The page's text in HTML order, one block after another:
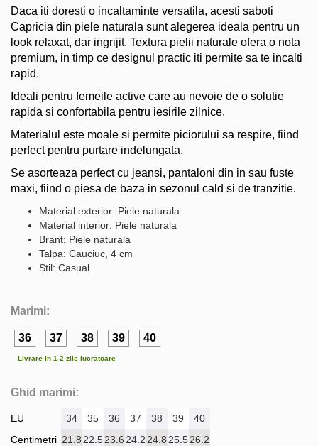
Daca iti doresti o incaltaminte versatila, acesti saboti
Capricia din piele naturala sunt alegerea ideala pentru un
look relaxat, dar ingrijit. Textura pielii naturale ofera o nota
premium, in timp ce designul practic iti permite sa te incalti
rapid.
Ideali pentru femeile active care au nevoie de o solutie
rapida si confortabila pentru iesirile zilnice.
Materialul este moale si permite piciorului sa respire, fiind
perfect pentru purtare indelungata.
Se asorteaza perfect cu jeansi, pantaloni din in sau fuste
maxi, fiind o piesa de baza in sezonul cald si de tranzitie.
Material exterior: Piele naturala
Material interior: Piele naturala
Brant: Piele naturala
Talpa: Cauciuc, 4 cm
Stil: Casual
Marimi:
36 37 38 39 40
Livrare in 1-2 zile lucratoare
Ghid marimi:
EU
Centimetri
34 35 36 37 38 39
40
21.8 22.523.6 24.2 24.8 25.526.2